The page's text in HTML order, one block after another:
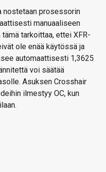
nostetaan prosessorin
manuaaliseen
tarkoittaa, ettei XFR-
ole enää käytössä ja
automaattisesti 1,3625
voi säätää
Asuksen Crosshair
ilmestyy OC, kun